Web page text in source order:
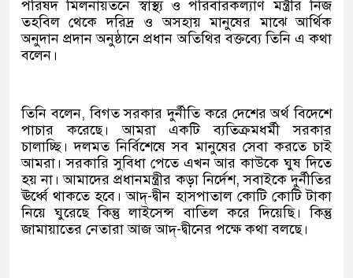
পরিষদ মিলনায়তনে স্বাস্থ্য ও পরিবারকল্যাণ মন্ত্রীর নিজ
তহবিল থেকে দরিদ্র ও অসহায় মানুষের মাঝে আর্থিক
অনুদান প্রদান অনুষ্ঠানে প্রধান অতিথির বক্তব্যে তিনি এ কথা
বলেন।
তিনি বলেন, বিগত সরকার দুর্নীতি করে দেশের অর্থ বিদেশে
পাচার করেছে। আমরা একটি ব্যতিক্রমধর্মী সরকার
চালাচ্ছি। দলমত নির্বিশেষে সব মানুষের সেবা করতে চাই
আমরা। সরকারি সুবিধা পেতে এখন আর কাউকে ঘুষ দিতে
হয় না। আমাদের প্রধানমন্ত্রীর কড়া নির্দেশ, সবাইকে দুর্নীতির
ঊর্ধ্বে থাকতে হবে। আদ্-দ্বীন হাসপাতাল কোটি কোটি টাকা
নিয়ে ঘুরেছে কিন্তু লাইসেন্স বাতিল করে দিয়েছি। কিন্তু
জামায়াতের নেতারা আজ আদ্-দ্বীনের পক্ষে কথা বলছে।